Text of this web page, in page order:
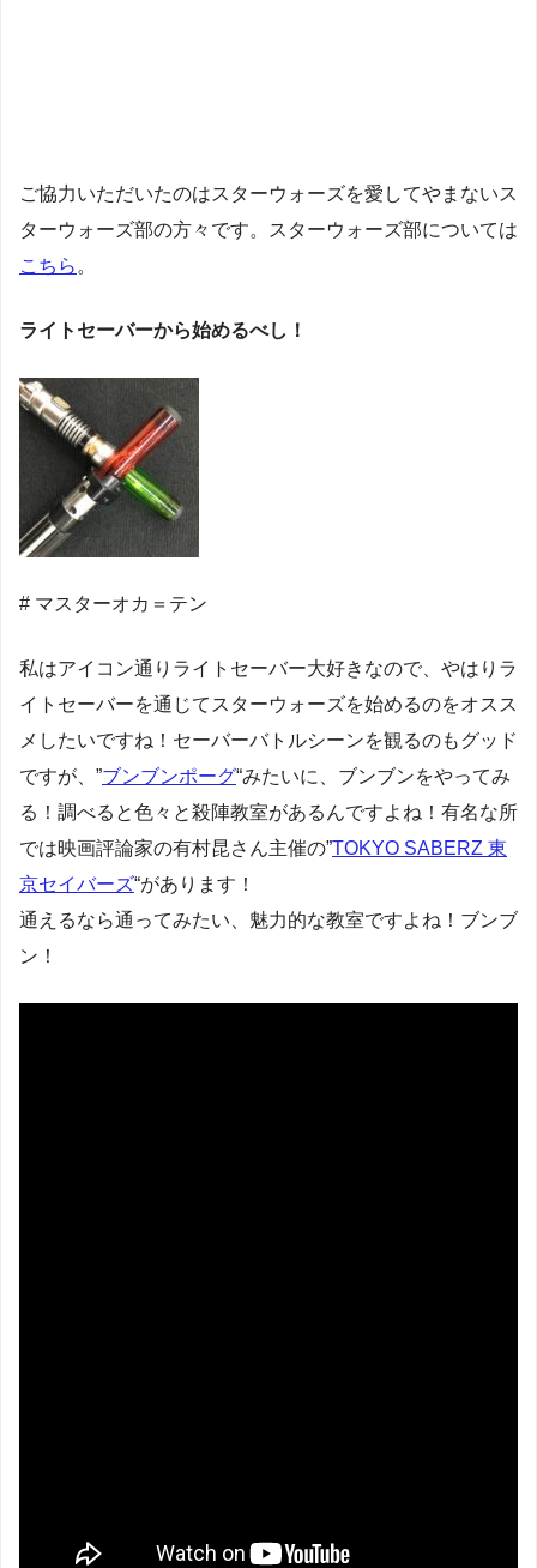
ご協力いただいたのはスターウォーズを愛してやまないス
ターウォーズ部の方々です。スターウォーズ部については
こちら 。
ライトセーバーから始めるべし！
# マスターオカ＝テン
私はアイコン通りライトセーバー大好きなので、やはりラ
イトセーバーを通じてスターウォーズを始めるのをオスス
メしたいですね！セーバーバトルシーンを観るのもグッド
ですが、”ブンブンポーグ“みたいに、ブンブンをやってみ
る！調べると色々と殺陣教室があるんですよね！有名な所
では映画評論家の有村昆さん主催の”TOKYO SABERZ 東
京セイバーズ“があります！
通えるなら通ってみたい、魅力的な教室ですよね！ブンブ
ン！